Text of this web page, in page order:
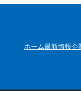
ホーム最新情報企